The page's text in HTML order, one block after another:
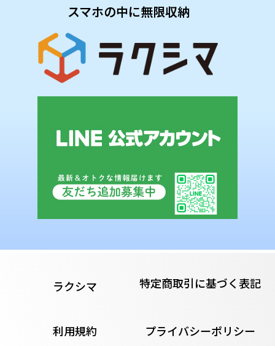
スマホの中に無限収納
ラクシマ 特定商取引に基づく表記
利用規約 プライバシーポリシー